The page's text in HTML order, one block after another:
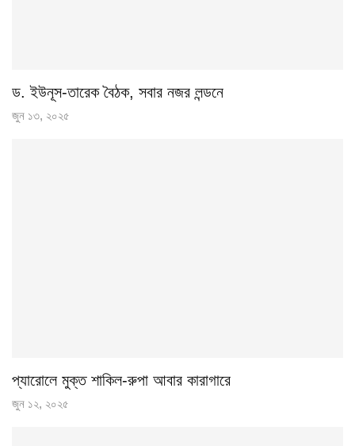
ড. ইউনূস-তারেক বৈঠক, সবার নজর লন্ডনে
জুন ১৩, ২০২৫
প্যারোলে মুক্ত শাকিল-রুপা আবার কারাগারে
জুন ১২, ২০২৫